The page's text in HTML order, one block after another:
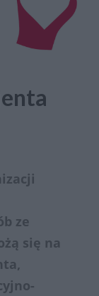
ze
się na